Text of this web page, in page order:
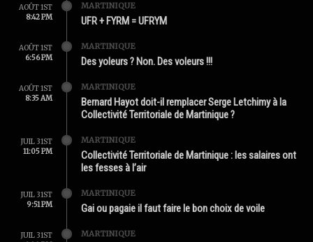
AOÛT 1ST
8:42 PM
MARTINIQUE
UFR + FYRM = UFRYM
AOÛT 1ST
6:56 PM
MARTINIQUE
Des yoleurs ? Non. Des voleurs !!!
AOÛT 1ST
8:35 AM
MARTINIQUE
Bernard Hayot doit-il remplacer Serge Letchimy à la
Collectivité Territoriale de Martinique ?
JUIL 31ST
11:05 PM
MARTINIQUE
Collectivité Territoriale de Martinique : les salaires ont
les fesses à l’air
JUIL 31ST
9:51 PM
MARTINIQUE
Gai ou pagaie il faut faire le bon choix de voile
JUIL 31ST
MARTINIQUE